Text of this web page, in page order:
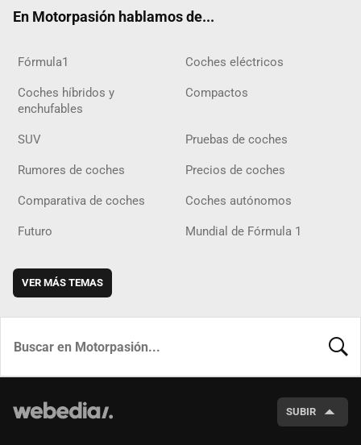
En Motorpasión hablamos de...
Fórmula1 Coches eléctricos
Coches híbridos y
enchufables
Compactos
SUV Pruebas de coches
Rumores de coches Precios de coches
Comparativa de coches Coches autónomos
Futuro Mundial de Fórmula 1
VER MÁS TEMAS
SUBIR